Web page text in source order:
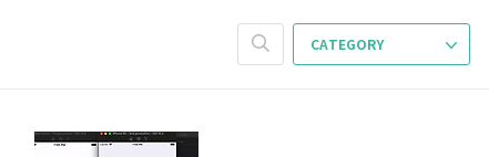
CATEGORY